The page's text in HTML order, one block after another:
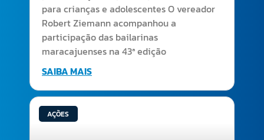
para crianças e adolescentes O vereador
Robert Ziemann acompanhou a
participação das bailarinas
maracajuenses na 43ª edição
SAIBA MAIS
AÇÕES